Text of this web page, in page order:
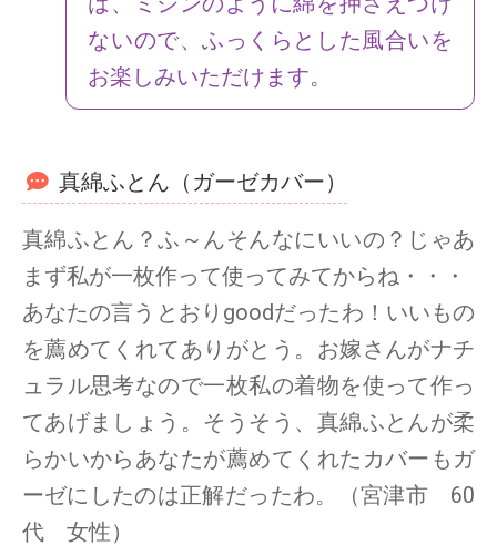
ないので、ふっくらとした風合いを
お楽しみいただけます。
真綿ふとん（ガーゼカバー）
真綿ふとん？ふ～んそんなにいいの？じゃあ
まず私が一枚作って使ってみてからね・・・
あなたの言うとおりgoodだったわ！いいもの
を薦めてくれてありがとう。お嫁さんがナチ
ュラル思考なので一枚私の着物を使って作っ
てあげましょう。そうそう、真綿ふとんが柔
らかいからあなたが薦めてくれたカバーもガ
ーゼにしたのは正解だったわ。（宮津市 60
代 女性）